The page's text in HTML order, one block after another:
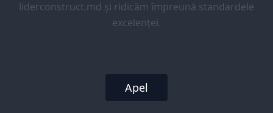
liderconstruct.md și ridicăm împreună standardele
excelenței.
Apel